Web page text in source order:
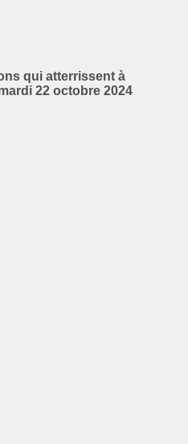
qui atterrissent à
22 octobre 2024